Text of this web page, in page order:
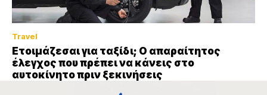
Travel
Ετοιμάζεσαι για ταξίδι; Ο απαραίτητος
έλεγχος που πρέπει να κάνεις στο
αυτοκίνητο πριν ξεκινήσεις